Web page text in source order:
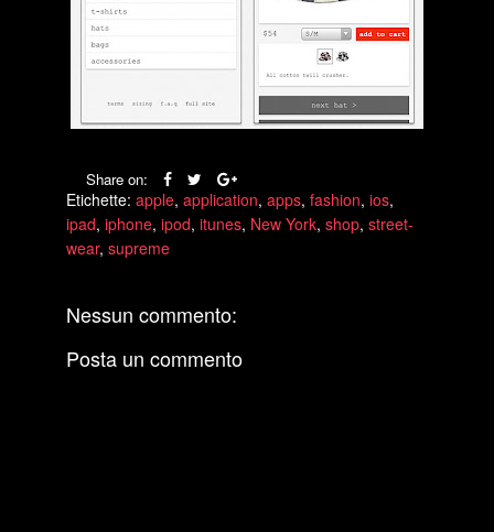
Share on:
Etichette: apple, application, apps, fashion, ios,
ipad, iphone, ipod, itunes, New York, shop, street-
wear, supreme
Nessun commento:
Posta un commento